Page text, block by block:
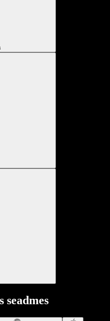
seadmes